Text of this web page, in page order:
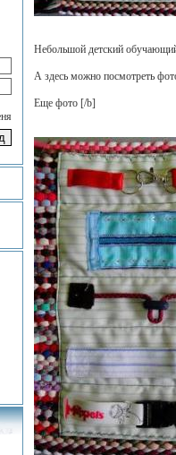
Небольшой детский
А здесь можно посмотреть
Еще фото [/b]